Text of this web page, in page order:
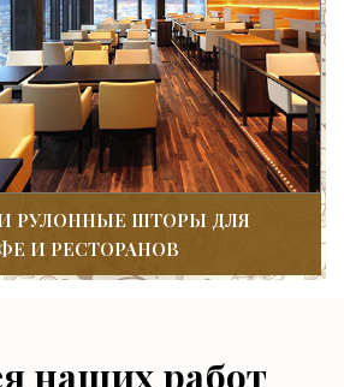
РУЛОННЫЕ ШТОРЫ ДЛЯ
И РЕСТОРАНОВ
наших работ